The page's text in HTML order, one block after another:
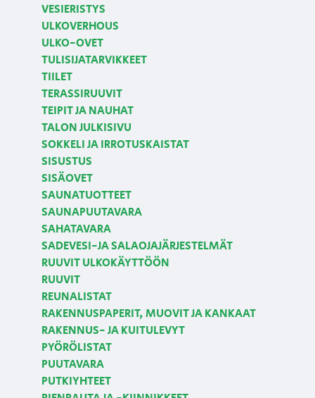
VESIERISTYS
ULKOVERHOUS
ULKO-OVET
TULISIJATARVIKKEET
TIILET
TERASSIRUUVIT
TEIPIT JA NAUHAT
TALON JULKISIVU
SOKKELI JA IRROTUSKAISTAT
SISUSTUS
SISÄOVET
SAUNATUOTTEET
SAUNAPUUTAVARA
SAHATAVARA
SADEVESI-JA SALAOJAJÄRJESTELMÄT
RUUVIT ULKOKÄYTTÖÖN
RUUVIT
REUNALISTAT
RAKENNUSPAPERIT, MUOVIT JA KANKAAT
RAKENNUS- JA KUITULEVYT
PYÖRÖLISTAT
PUUTAVARA
PUTKIYHTEET